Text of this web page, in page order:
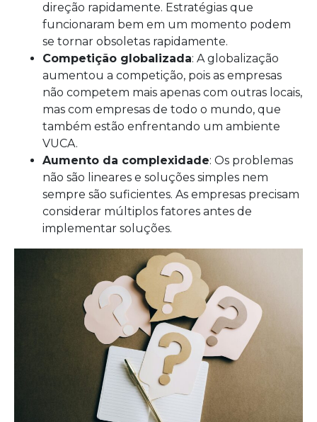
direção rapidamente. Estratégias que
funcionaram bem em um momento podem
se tornar obsoletas rapidamente.
Competição globalizada: A globalização
aumentou a competição, pois as empresas
não competem mais apenas com outras locais,
mas com empresas de todo o mundo, que
também estão enfrentando um ambiente
VUCA.
Aumento da complexidade: Os problemas
não são lineares e soluções simples nem
sempre são suficientes. As empresas precisam
considerar múltiplos fatores antes de
implementar soluções.